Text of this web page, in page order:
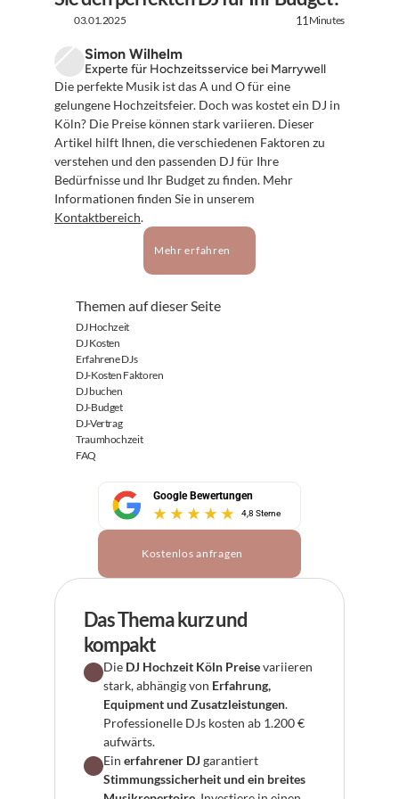
03.01.2025 11 Minutes
Simon Wilhelm
Experte für Hochzeitsservice bei Marrywell
Die perfekte Musik ist das A und O für eine
gelungene Hochzeitsfeier. Doch was kostet ein DJ in
Köln? Die Preise können stark variieren. Dieser
Artikel hilft Ihnen, die verschiedenen Faktoren zu
verstehen und den passenden DJ für Ihre
Bedürfnisse und Ihr Budget zu finden. Mehr
Kontaktbereich.
Mehr erfahren
Themen auf dieser Seite
DJ Hochzeit
DJ Kosten
Erfahrene DJs
DJ-Kosten Faktoren
DJ buchen
DJ-Budget
DJ-Vertrag
Traumhochzeit
FAQ
Google Bewertungen
4,8 Sterne
Kostenlos anfragen
Das Thema kurz und
kompakt
Die DJ Hochzeit Köln Preise variieren
stark, abhängig von Erfahrung,
Equipment und Zusatzleistungen.
Professionelle DJs kosten ab 1.200 €
aufwärts.
Ein erfahrener DJ
Stimmungssicherheit und ein breites